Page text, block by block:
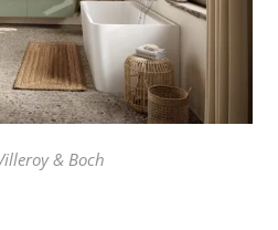
& Boch